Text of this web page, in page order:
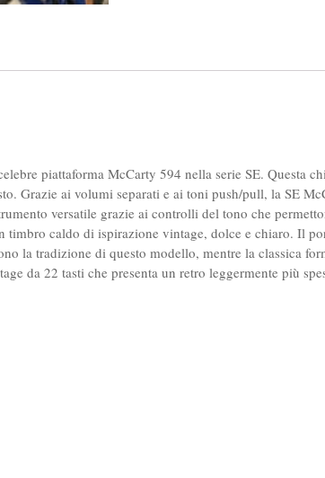
piattaforma McCarty 594 nella serie SE. Questa
Grazie ai volumi separati e ai toni push/pull, la SE
versatile grazie ai controlli del tono che
timbro caldo di ispirazione vintage, dolce e chiaro. Il
la tradizione di questo modello, mentre la classica
da 22 tasti che presenta un retro leggermente più